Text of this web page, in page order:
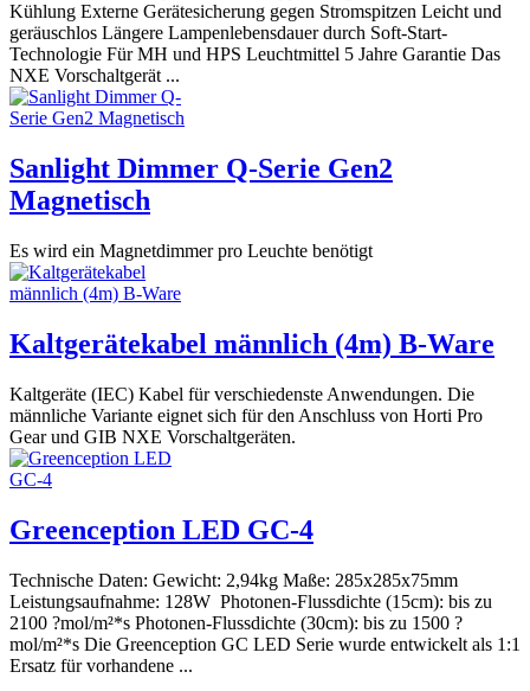
Kühlung Externe Gerätesicherung gegen Stromspitzen Leicht und
geräuschlos Längere Lampenlebensdauer durch Soft-Start-
Technologie Für MH und HPS Leuchtmittel 5 Jahre Garantie Das
NXE Vorschaltgerät ...
Sanlight Dimmer Q-Serie Gen2
Magnetisch
Es wird ein Magnetdimmer pro Leuchte benötigt
Kaltgerätekabel männlich (4m) B-Ware
Kaltgeräte (IEC) Kabel für verschiedenste Anwendungen. Die
männliche Variante eignet sich für den Anschluss von Horti Pro
Gear und GIB NXE Vorschaltgeräten.
Greenception LED GC-4
Technische Daten: Gewicht: 2,94kg Maße: 285x285x75mm
Leistungsaufnahme: 128W Photonen-Flussdichte (15cm): bis zu
2100 ?mol/m²*s Photonen-Flussdichte (30cm): bis zu 1500 ?
mol/m²*s Die Greenception GC LED Serie wurde entwickelt als 1:1
Ersatz für vorhandene ...